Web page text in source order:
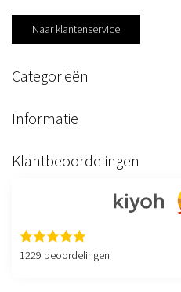
Naar klantenservice
Categorieën
Informatie
Klantbeoordelingen
1229 beoordelingen